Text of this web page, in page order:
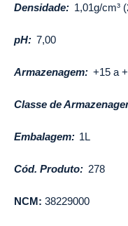
Densidade: 1,01g/cm³
pH: 7,00
Armazenagem: +15 a
Classe de
Embalagem: 1L
Cód. Produto: 278
NCM: 38229000